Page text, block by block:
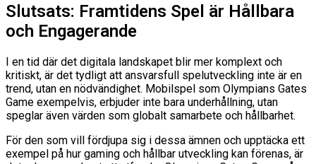
Slutsats: Framtidens Spel är Hållbara
och Engagerande
I en tid där det digitala landskapet blir mer komplext och
kritiskt, är det tydligt att ansvarsfull spelutveckling inte är en
trend, utan en nödvändighet. Mobilspel som Olympians Gates
Game exempelvis, erbjuder inte bara underhållning, utan
speglar även värden som globalt samarbete och hållbarhet.
För den som vill fördjupa sig i dessa ämnen och upptäcka ett
exempel på hur gaming och hållbar utveckling kan förenas, är